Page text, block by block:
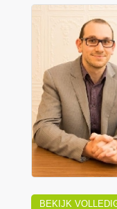
BEKIJK